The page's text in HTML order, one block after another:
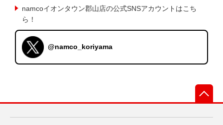
namcoイオンタウン郡山店の公式SNSアカウントはこち
ら！
@namco_koriyama